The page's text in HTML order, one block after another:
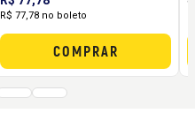
R$ 77,78 no boleto
COMPRAR